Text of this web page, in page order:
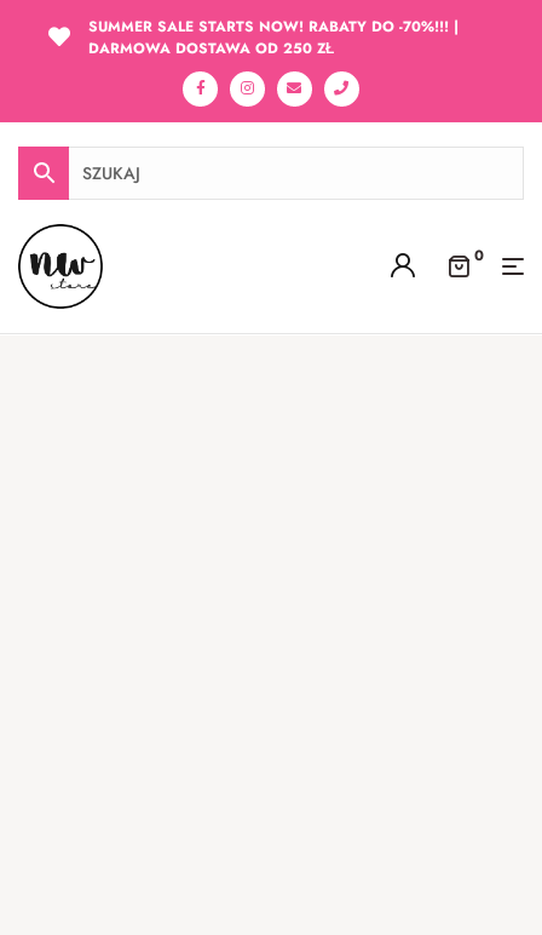
SUMMER SALE STARTS NOW! RABATY DO -70%!!! |
DARMOWA DOSTAWA OD 250 ZŁ
0